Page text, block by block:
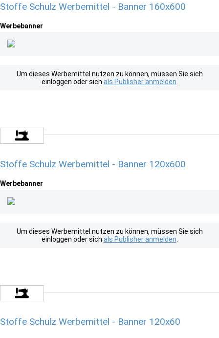
Stoffe Schulz Werbemittel - Banner 160x600
Werbebanner
Um dieses Werbemittel nutzen zu können, müssen Sie sich
einloggen oder sich als Publisher anmelden
Stoffe Schulz Werbemittel - Banner 120x600
Werbebanner
Um dieses Werbemittel nutzen zu können, müssen Sie sich
einloggen oder sich als Publisher anmelden
Stoffe Schulz Werbemittel - Banner 120x60